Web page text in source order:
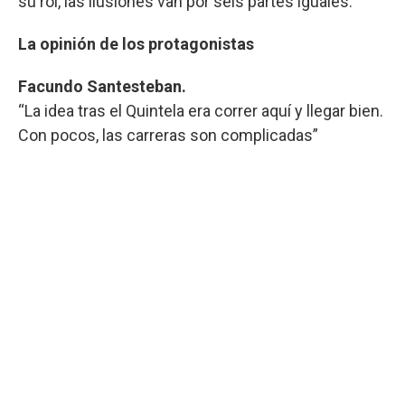
La opinión de los protagonistas
Facundo Santesteban.
“La idea tras el Quintela era correr aquí y llegar bien.
Con pocos, las carreras son complicadas”